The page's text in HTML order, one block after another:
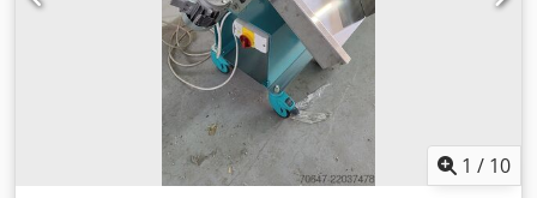
1 / 10